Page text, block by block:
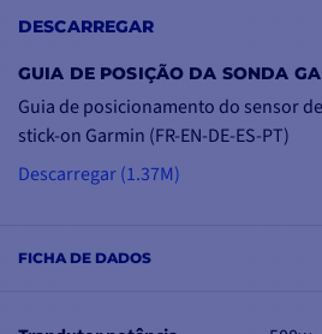
FICHA DE DADOS
Frequência: 50/200 kHz
Número de pinos: 8 pinos
Profundidade máxima: 100 m
Largura do feixe: 40°/10
DESCARREGAR
GUIA DE POSIÇÃO DA SONDA
Guia de posicionamento do sensor
stick-on Garmin (FR-EN-DE-ES-PT)
Descarregar (1.37M)